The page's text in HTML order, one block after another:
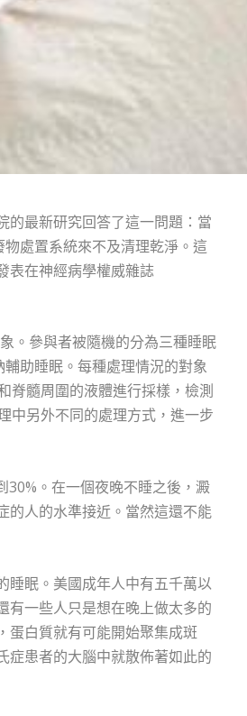
的最新研究回答了這一問題：當
處置系統來不及清理乾淨。這
表在神經病學權威雜誌
。參與者被隨機的分為三種睡眠
助睡眠。每種處理情況的對象
脊髓周圍的液體進行採樣，檢測
中另外不同的處理方式，進一步
30%。在一個夜晚不睡之後，澱
的人的水準接近。當然這還不能
睡眠。美國成年人中有五千萬以
有一些人只是想在晚上做太多的
蛋白質就有可能開始聚集成斑
症患者的大腦中就散佈著如此的